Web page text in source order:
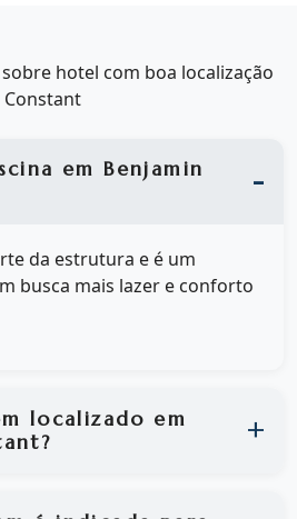
hotel com boa localização
Constant
em Benjamin
da estrutura e é um
busca mais lazer e conforto
localizado em